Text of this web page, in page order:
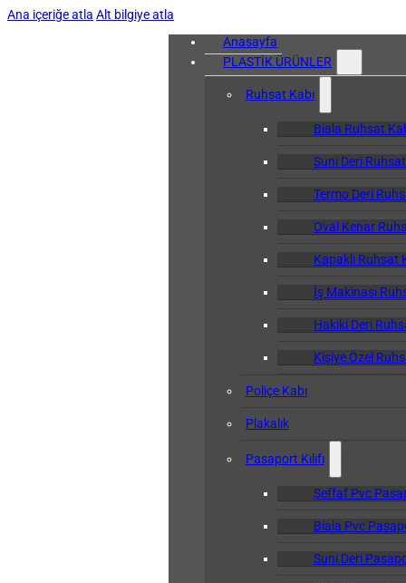
Ana içeriğe atla Alt bilgiye atla
Anasayfa
PLASTİK ÜRÜNLER
Ruhsat Kabı
Biala Ruhsat
Suni Deri Ruhsat
Termo Deri
Oval Kenar
Kapaklı Ruhsat
İş Makinası
Hakiki Deri
Kişiye Özel
Poliçe Kabı
Plakalık
Pasaport Kılıfı
Şeffaf Pvc
Biala Pvc
Suni Deri